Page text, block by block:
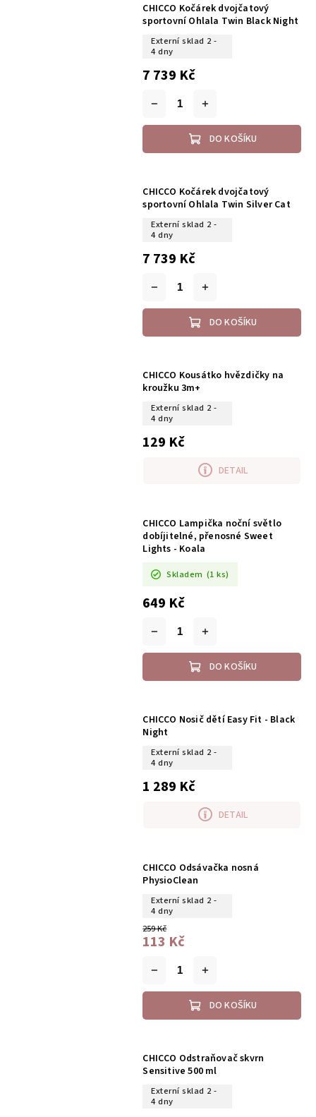
CHICCO Kočárek dvojčatový
sportovní Ohlala Twin Black Night
Externí sklad 2 -
4 dny
7 739 Kč
DO KOŠÍKU
CHICCO Kočárek dvojčatový
sportovní Ohlala Twin Silver Cat
Externí sklad 2 -
4 dny
7 739 Kč
DO KOŠÍKU
CHICCO Kousátko hvězdičky na
kroužku 3m+
Externí sklad 2 -
4 dny
129 Kč
DETAIL
CHICCO Lampička noční světlo
dobíjitelné, přenosné Sweet
Lights - Koala
Skladem (1 ks)
649 Kč
DO KOŠÍKU
CHICCO Nosič dětí Easy Fit - Black
Night
Externí sklad 2 -
4 dny
1 289 Kč
DETAIL
CHICCO Odsávačka nosná
PhysioClean
Externí sklad 2 -
4 dny
259 Kč
113 Kč
DO KOŠÍKU
CHICCO Odstraňovač skvrn
Sensitive 500 ml
Externí sklad 2 -
4 dny